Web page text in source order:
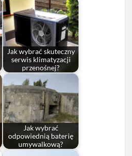
Jak wybrać skuteczny
serwis klimatyzacji
przenośnej?
Jak wybrać
odpowiednią baterię
umywalkową?